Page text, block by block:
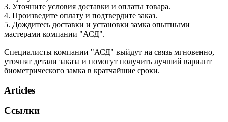
3. Уточните условия доставки и оплаты товара.
4. Произведите оплату и подтвердите заказ.
5. Дождитесь доставки и установки замка опытными
мастерами компании "АСД".
Специалисты компании "АСД" выйдут на связь мгновенно,
уточнят детали заказа и помогут получить лучший вариант
биометрического замка в кратчайшие сроки.
Articles
Ссылки